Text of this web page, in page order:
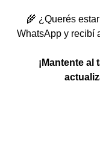
🌾 ¿Querés
WhatsApp y recibí
¡Mantente